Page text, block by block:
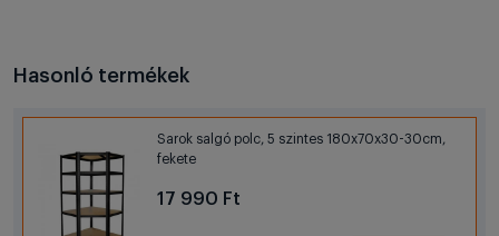
Hasonló termékek
Sarok salgó polc, 5 szintes 180x70x30-30cm,
fekete
17 990 Ft